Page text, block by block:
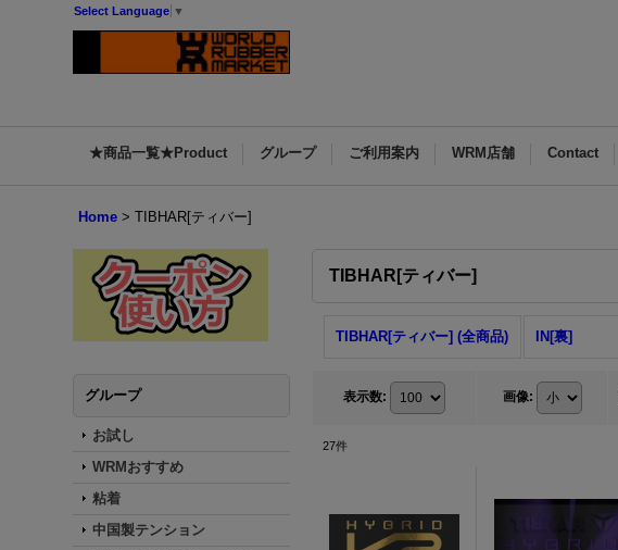
Select Language ▼
★商品一覧★Product グループ ご利用案内 WRM店舗 Contact
Home > TIBHAR[ティバー]
グループ
お試し
WRMおすすめ
粘着
中国製テンション
TIBHAR[ティバー]
TIBHAR[ティバー] (全商品) IN[裏]
表示数: 画像:
27件